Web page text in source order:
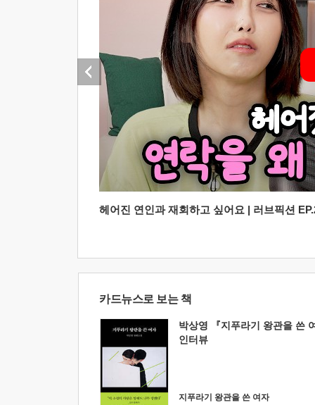
헤어진 연인과 재회하고 싶어요 | 러브픽션
카드뉴스로 보는 책
박상영 『지푸라기 왕관을 쓴
인터뷰
지푸라기 왕관을 쓴 여자